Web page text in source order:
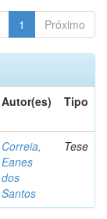
1 Próximo
Autor(es) Tipo
Correia,
Eanes
dos
Santos
Tese